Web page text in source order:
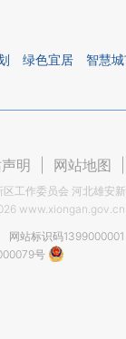
绿色宜居 智慧
明 网站地图
区工作委员会 河北雄安
网站标识码1399000001
号